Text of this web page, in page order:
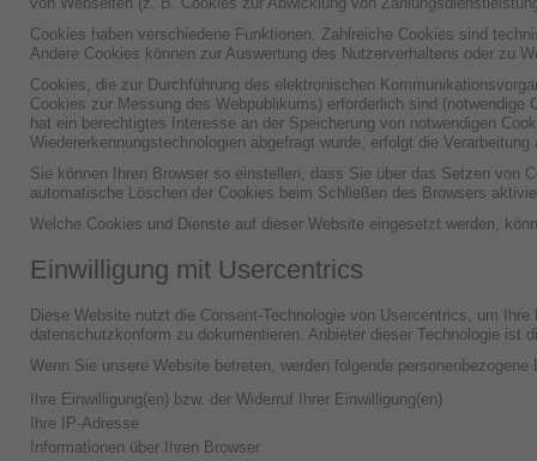
Cookies haben verschiedene Funktionen. Zahlreiche Cookies sind
Andere Cookies können zur Auswertung des Nutzerverhaltens oder zu
Cookies, die zur Durchführung des elektronischen
Cookies zur Messung des Webpublikums) erforderlich sind
hat ein berechtigtes Interesse an der Speicherung von notwendigen
Wiedererkennungstechnologien abgefragt wurde, erfolgt die
Sie können Ihren Browser so einstellen, dass Sie über das Setzen von
automatische Löschen der Cookies beim Schließen des Browsers
Welche Cookies und Dienste auf dieser Website eingesetzt werden,
Einwilligung mit Usercentrics
Diese Website nutzt die Consent-Technologie von Usercentrics, um
datenschutzkonform zu dokumentieren. Anbieter dieser Technologie
Wenn Sie unsere Website betreten, werden folgende
Ihre Einwilligung(en) bzw. der Widerruf Ihrer Einwilligung(en)
Ihre IP-Adresse
Informationen über Ihren Browser